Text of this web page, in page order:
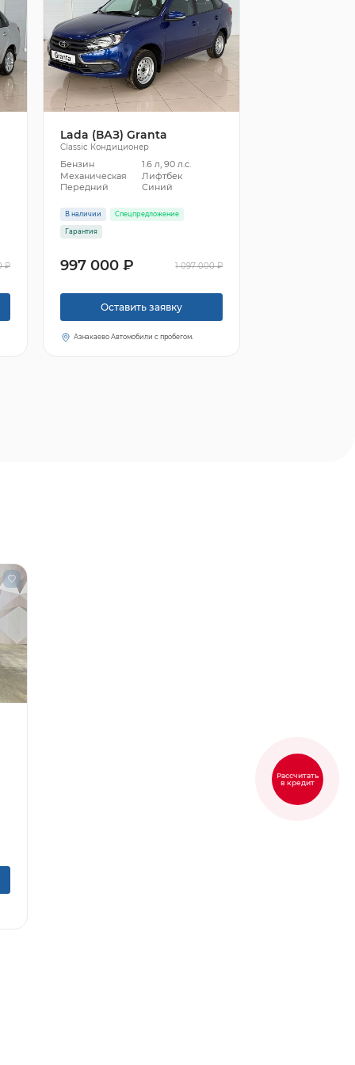
₽
Lada (ВАЗ) Granta
Classic Кондиционер
Бензин
1.6 л, 90 л.с.
Механическая
Лифтбек
Передний
Синий
В наличии Спецпредложение
Гарантия
997 000 ₽ 1 097 000 ₽
Оставить заявку
Азнакаево Автомобили с пробегом.
Рассчитать
в кредит